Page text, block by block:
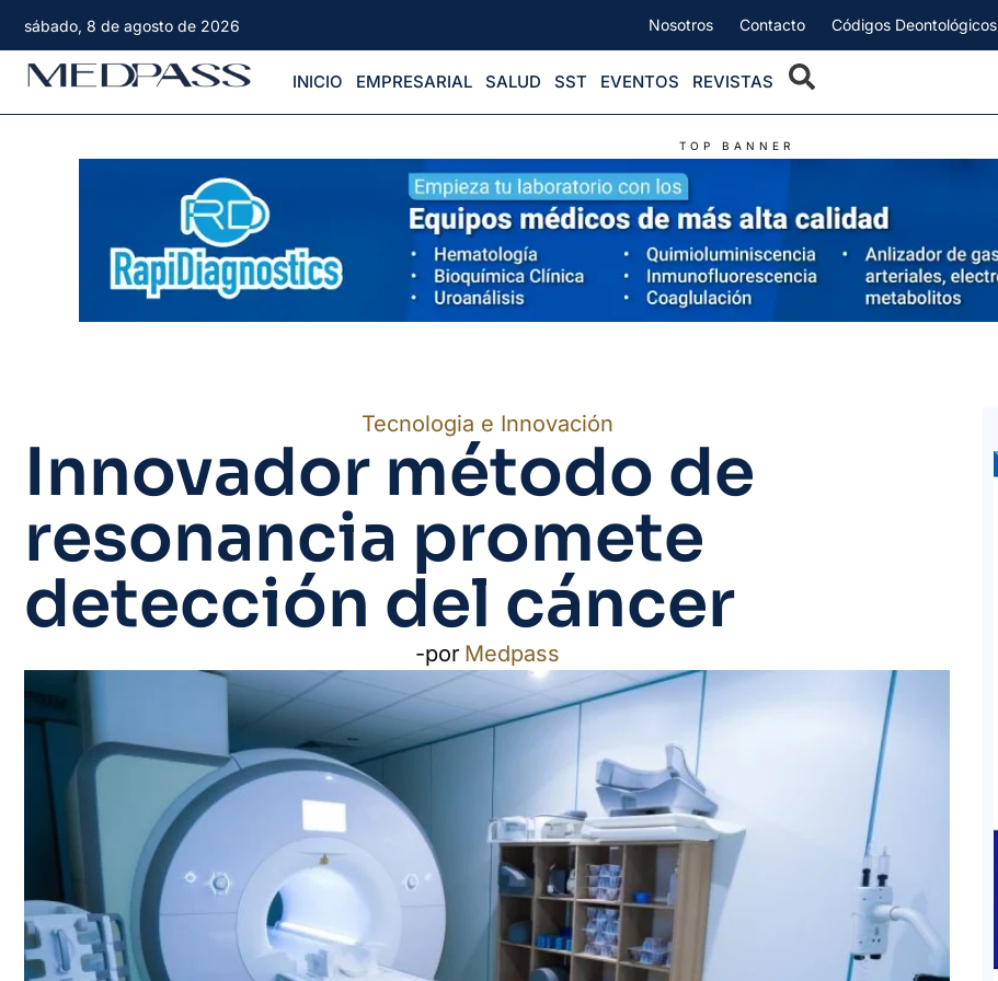
sábado, 8 de agosto de 2026 Nosotros Contacto Códigos Deontológicos
INICIO EMPRESARIAL SALUD SST EVENTOS REVISTAS
TOP BANNER
Tecnologia e Innovación
Innovador método de
resonancia promete
detección del cáncer
-por Medpass